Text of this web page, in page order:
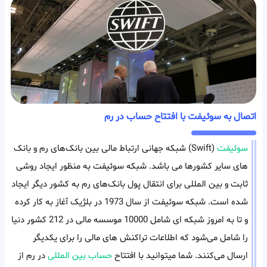
اتصال به سوئیفت با افتتاح حساب در رم
سوئیفت
(Swift) شبکه جهانی ارتباط‌ مالی بین بانک‌های رم و بانک
های سایر کشورها می باشد. شبکه سوئیفت به منظور ایجاد روشی
ثابت و بین المللی برای انتقال پول بانک‌های رم به کشور دیگر ایجاد
شده است. شبکه سوئیفت از سال 1973 در بلژیک آغاز به کار کرده
و تا به امروز شبکه ای شامل 10000 موسسه مالی در 212 کشور دنیا
را شامل می‌شود که اطلاعات تراکنش های مالی را برای یکدیگر
ارسال می‌کنند. شما میتوانید با افتتاححساب بین المللیدر رم از